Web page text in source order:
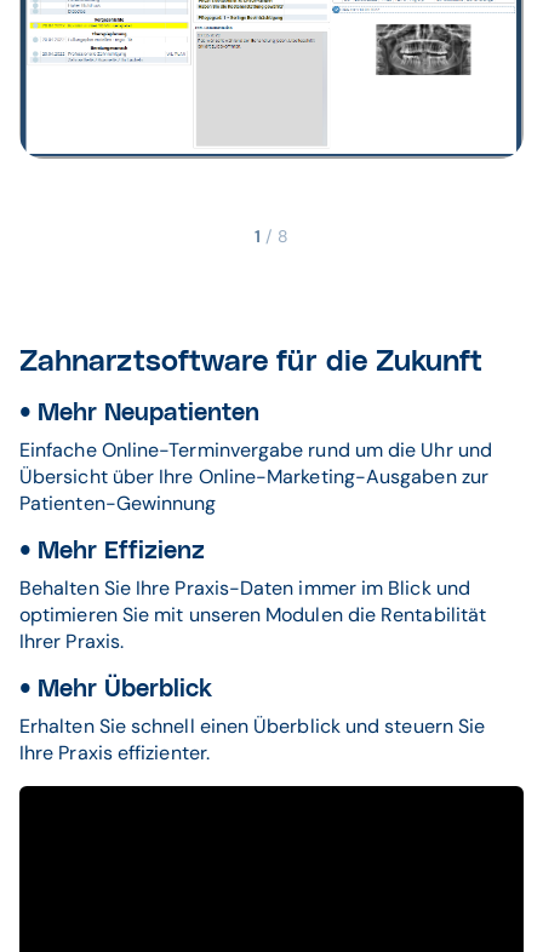
1 / 8
Zahnarztsoftware für die Zukunft
• Mehr Neupatienten
Einfache Online-Terminvergabe rund um die Uhr und
Übersicht über Ihre Online-Marketing-Ausgaben zur
Patienten-Gewinnung
• Mehr Effizienz
Behalten Sie Ihre Praxis-Daten immer im Blick und
optimieren Sie mit unseren Modulen die Rentabilität
Ihrer Praxis.
• Mehr Überblick
Erhalten Sie schnell einen Überblick und steuern Sie
Ihre Praxis effizienter.